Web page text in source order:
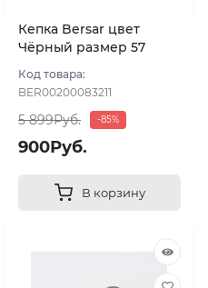
Кепка Bersar цвет
Чёрный размер 57
Код товара:
BER00200083211
5 899Руб. -85%
900Руб.
В корзину